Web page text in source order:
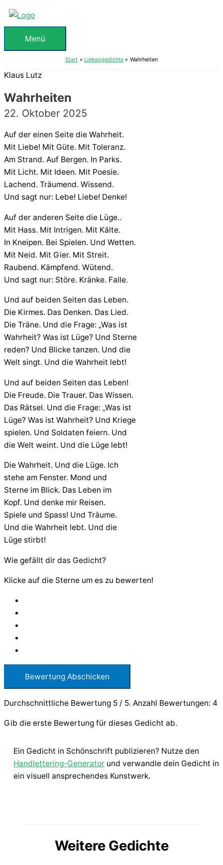
Zum
Inhalt
springenMenü
Menü
Start Liebesgedichte Wahrheiten
Klaus Lutz
Wahrheiten
22. Oktober 2025
Auf der einen Seite die Wahrheit.
Mit Liebe! Mit Güte. Mit Toleranz.
Am Strand. Auf Bergen. In Parks.
Mit Licht. Mit Ideen. Mit Poesie.
Lachend. Träumend. Wissend.
Und sagt nur: Lebe! Liebe! Denke!
Auf der anderen Seite die Lüge..
Mit Hass. Mit Intrigen. Mit Kälte.
In Kneipen. Bei Spielen. Und Wetten.
Mit Neid. Mit Gier. Mit Streit.
Raubend. Kämpfend. Wütend.
Und sagt nur: Störe. Kränke. Falle.
Und auf beiden Seiten das Leben.
Die Kirmes. Das Denken. Das Lied.
Die Träne. Und die Frage: „Was ist
Wahrheit? Was ist Lüge? Und Sterne
reden? Und Blicke tanzen. Und die
Welt singt. Und die Wahrheit lebt!
Und auf beiden Seiten das Leben!
Die Freude. Die Trauer. Das Wissen.
Das Rätsel. Und die Frage: „Was ist
Lüge? Was ist Wahrheit? Und Kriege
spielen. Und Soldaten feiern. Und
die Welt weint. Und die Lüge lebt!
Die Wahrheit. Und die Lüge. Ich
stehe am Fenster. Mond und
Sterne im Blick. Das Leben im
Kopf. Und denke mir Reisen.
Spiele und Spass! Und Träume.
Und die Wahrheit lebt. Und die
Lüge stirbt!
Wie gefällt dir das Gedicht?
Klicke auf die Sterne um es zu bewerten!
Bewertung Abschicken
Durchschnittliche Bewertung 5 / 5. Anzahl Bewertungen: 4
Gib die erste Bewertung für dieses Gedicht ab.
Ein Gedicht in Schönschrift publizieren? Nutze den
Handlettering-Generatorund verwandle dein Gedicht in
ein visuell ansprechendes Kunstwerk.
Weitere Gedichte